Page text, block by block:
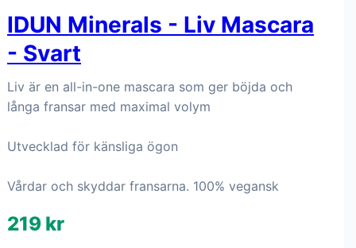
IDUN Minerals - Liv Mascara
- Svart
Liv är en all-in-one mascara som ger böjda och
långa fransar med maximal volym
Utvecklad för känsliga ögon
Vårdar och skyddar fransarna. 100% vegansk
219 kr